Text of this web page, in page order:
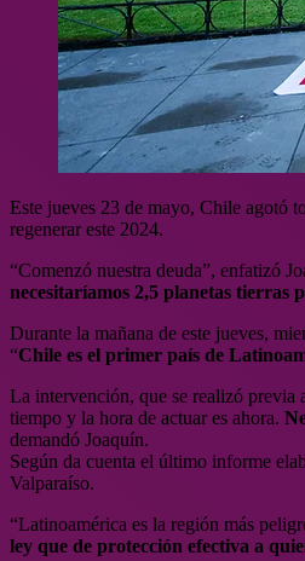
Este jueves 23 de mayo, Chile agotó
regenerar este 2024.
“Comenzó nuestra deuda”, enfatizó
necesitaríamos 2,5 planetas tierras
Durante la mañana de este jueves,
“Chile es el primer país de
La intervención, que se realizó previa
tiempo y la hora de actuar es ahora.
demandó Joaquín.
Según da cuenta el último informe
Valparaíso.
“Latinoamérica es la región más
ley que de protección efectiva a